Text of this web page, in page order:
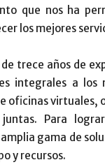
que nos ha
los mejores
trece años de
integrales a los
oficinas virtuales,
Para
gama de
y recursos.